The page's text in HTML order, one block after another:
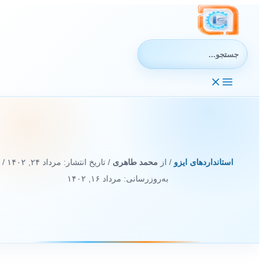
جستجوی:
استانداردهای ایزو / از محمد طاهری/ تاریخ انتشار: مرداد ۲۴, ۱۴۰۲
/
به‌روزرسانی: مرداد ۱۶, ۱۴۰۲